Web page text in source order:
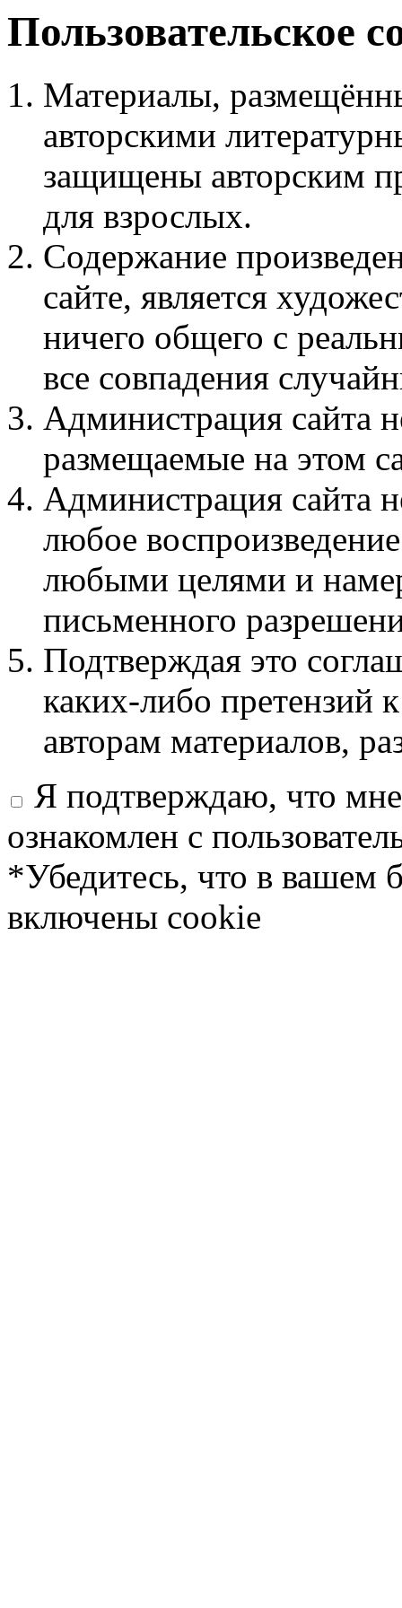
Пользовательское
Материалы,
авторскими
защищены авторским
для взрослых.
Содержание
сайте, является
ничего общего с
все совпадения
Администрация сайта
размещаемые на этом
Администрация сайта
любое
любыми целями и
письменного
Подтверждая это
каких-либо претензий
авторам материалов,
Я подтверждаю, что
ознакомлен с
*Убедитесь, что в вашем
включены cookie